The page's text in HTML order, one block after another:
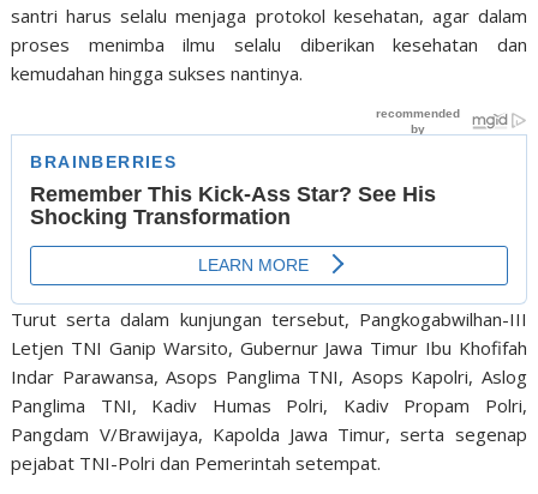
santri harus selalu menjaga protokol kesehatan, agar dalam
proses menimba ilmu selalu diberikan kesehatan dan
kemudahan hingga sukses nantinya.
Turut serta dalam kunjungan tersebut, Pangkogabwilhan-III
Letjen TNI Ganip Warsito, Gubernur Jawa Timur Ibu Khofifah
Indar Parawansa, Asops Panglima TNI, Asops Kapolri, Aslog
Panglima TNI, Kadiv Humas Polri, Kadiv Propam Polri,
Pangdam V/Brawijaya, Kapolda Jawa Timur, serta segenap
pejabat TNI-Polri dan Pemerintah setempat.